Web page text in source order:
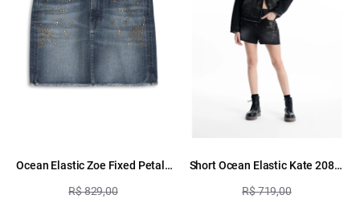
Ocean Elastic Zoe Fixed Petals
R$ 829,00
Short Ocean Elastic Kate 2083-
R$ 719,00